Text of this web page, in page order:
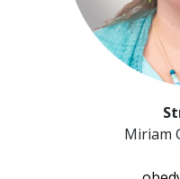
Miriam